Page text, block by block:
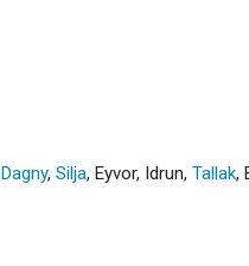
Dagny, Silja, Eyvor, Idrun, Tallak,